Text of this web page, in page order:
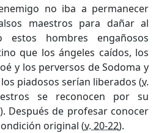
no iba a permanecer
maestros para dañar al
estos hombres engañosos
que los ángeles caídos, los
y los perversos de Sodoma y
piadosos serían liberados (v.
se reconocen por su
). Después de profesar conocer
original (v. 20-22).